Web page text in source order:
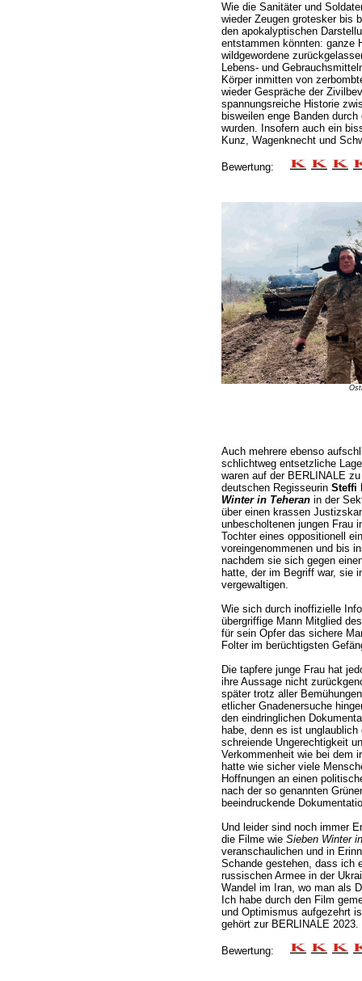
Wie die Sanitäter und
wieder Zeugen grotesker bis
den apokalyptischen
entstammen könnten: ganze
wildgewordene
Lebens- und
Körper inmitten von
wieder Gespräche der
spannungsreiche Historie
bisweilen enge Banden
wurden. Insofern auch ein
Kunz, Wagenknecht und
Bewertung:
Auch mehrere ebenso
schlichtweg entsetzliche
waren auf der BERLINALE
deutschen Regisseurin Steffi
Winter in Teheranin der
über einen krassen
unbescholtenen jungen Frau
Tochter eines oppositionell
voreingenommenen und bis
nachdem sie sich gegen
hatte, der im Begriff war, sie
vergewaltigen.
Wie sich durch inoffizielle
übergriffige Mann Mitglied
für sein Opfer das sichere
Folter im berüchtigsten
Die tapfere junge Frau hat
ihre Aussage nicht
später trotz aller
etlicher Gnadenersuche
den eindringlichen
habe, denn es ist
schreiende Ungerechtigkeit
Verkommenheit wie bei dem
hatte wie sicher viele
Hoffnungen an einen
nach der so genannten
beeindruckende
Und leider sind noch immer
die Filme wie Sieben Winter
veranschaulichen und in
Schande gestehen, dass ich
russischen Armee in der
Wandel im Iran, wo man als
Ich habe durch den Film
und Optimismus aufgezehrt
gehört zur BERLINALE 2023.
Bewertung: